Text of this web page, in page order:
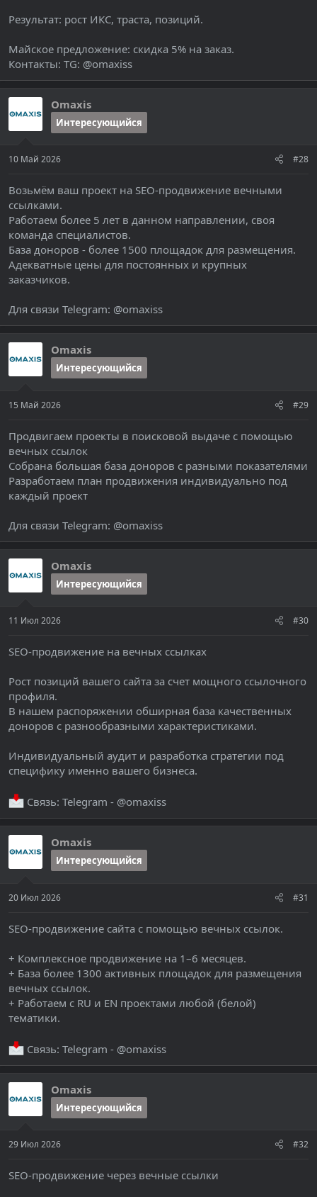
Результат: рост ИКС, траста, позиций.
Майское предложение: скидка 5% на заказ.
Контакты: TG: @omaxiss
Omaxis
Интересующийся
10 Май 2026 #28
Возьмём ваш проект на SEO-продвижение вечными
ссылками.
Работаем более 5 лет в данном направлении, своя
команда специалистов.
База доноров - более 1500 площадок для размещения.
Адекватные цены для постоянных и крупных
заказчиков.
Для связи Telegram: @omaxiss
Omaxis
Интересующийся
15 Май 2026 #29
Продвигаем проекты в поисковой выдаче с помощью
вечных ссылок
Собрана большая база доноров с разными показателями
Разработаем план продвижения индивидуально под
каждый проект
Для связи Telegram: @omaxiss
Omaxis
Интересующийся
11 Июл 2026 #30
SEO-продвижение на вечных ссылках
Рост позиций вашего сайта за счет мощного ссылочного
профиля.
В нашем распоряжении обширная база качественных
доноров с разнообразными характеристиками.
Индивидуальный аудит и разработка стратегии под
специфику именно вашего бизнеса.
Связь: Telegram - @omaxiss
Omaxis
Интересующийся
20 Июл 2026 #31
SEO-продвижение сайта с помощью вечных ссылок.
+ Комплексное продвижение на 1–6 месяцев.
+ База более 1300 активных площадок для размещения
вечных ссылок.
+ Работаем с RU и EN проектами любой (белой)
тематики.
Связь: Telegram - @omaxiss
Omaxis
Интересующийся
29 Июл 2026 #32
SEO-продвижение через вечные ссылки